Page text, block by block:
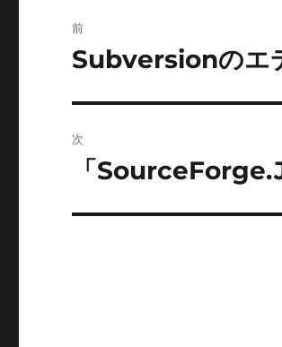
稿
ゲ
前
前
投
稿:
Subversionのエ
次
投
「